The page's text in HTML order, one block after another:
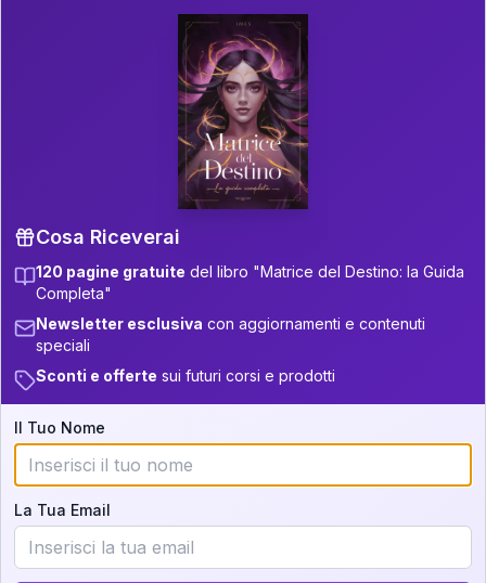
Il libro è in fase di scrittura. Iscriviti alla newsletter
per ricevere aggiornamenti!
P.S. Interpretazione parziale
gratuita
Scorri più in basso per vedere
un'interpretazione parziale gratuita della tua
Iscriviti alla newsletter per ricevere
aggiornamenti quando sarà disponibile.
Cosa scoprirete nella vostra
interpretazione:
💕 Come rafforzare la vostra unione
Cosa Riceverai
120 pagine gratuite del libro "Matrice del Destino: la Guida
Completa"
Newsletter esclusiva con aggiornamenti e contenuti
speciali
Sconti e offerte sui futuri corsi e prodotti
Il Tuo Nome
La Tua Email